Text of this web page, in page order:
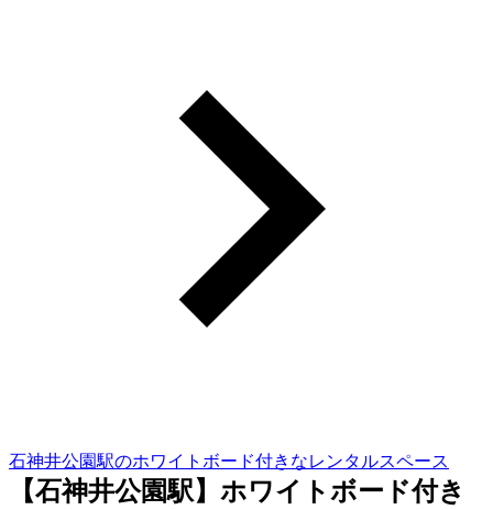
石神井公園駅のホワイトボード付きなレンタルスペース
【石神井公園駅】ホワイトボード付き